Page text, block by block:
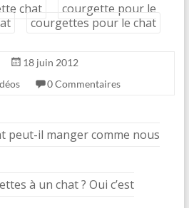
chat
courgette pour le
courgettes pour le chat
18 juin 2012
0 Commentaires
peut-il manger comme nous
à un chat ? Oui c’est